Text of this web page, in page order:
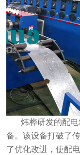
炜桦研发的配电
备。该设备打破了
了优化改进，使配